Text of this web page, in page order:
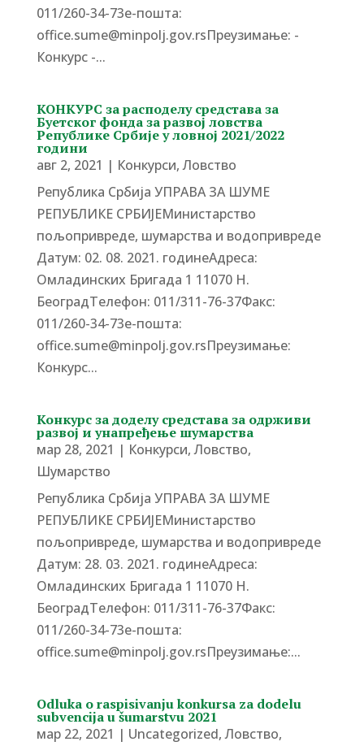
011/260-34-73е-пошта:
office.sume@minpolj.gov.rsПреузимање: -
Конкурс -...
КОНКУРС за расподелу средстава за
Буетског фонда за развој ловства
Републике Србије у ловној 2021/2022
години
авг 2, 2021 | Конкурси,Ловство
Република Србија УПРАВА ЗА ШУМЕ
РЕПУБЛИКЕ СРБИЈЕМинистарство
пољопривреде, шумарства и водопривреде
Датум: 02. 08. 2021. годинеАдреса:
Омладинских Бригада 1 11070 Н.
БеоградTелефон: 011/311-76-37Факс:
011/260-34-73е-пошта:
office.sume@minpolj.gov.rsПреузимање:
Конкурс...
Конкурс за доделу средстава за одрживи
развој и унапређење шумарства
мар 28, 2021 | Конкурси,Ловство,
Шумарство
Република Србија УПРАВА ЗА ШУМЕ
РЕПУБЛИКЕ СРБИЈЕМинистарство
пољопривреде, шумарства и водопривреде
Датум: 28. 03. 2021. годинеАдреса:
Омладинских Бригада 1 11070 Н.
БеоградTелефон: 011/311-76-37Факс:
011/260-34-73е-пошта:
office.sume@minpolj.gov.rsПреузимање:...
Odluka o raspisivanju konkursa za dodelu
subvencija u šumarstvu 2021
мар 22, 2021 | Uncategorized,Ловство,